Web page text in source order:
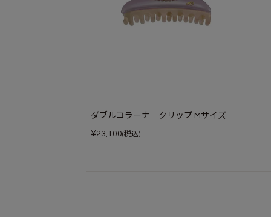
ダブルコラーナ クリップ Mサイズ
¥23,100(税込)